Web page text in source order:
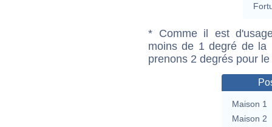
* Comme il est
moins de 1 degré de la
prenons 2 degrés pour
Maison 1
Maison 2